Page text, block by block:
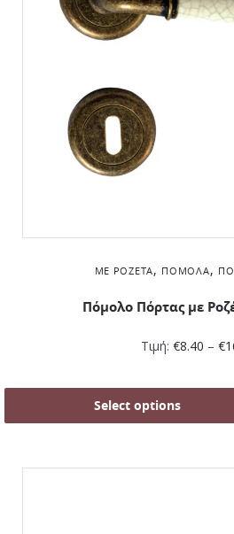
ΜΕ ΡΟΖΈΤΑ, ΠΌΜΟΛΑ,
Πόμολο Πόρτας με
Τιμή: €8.40 – €
Select options